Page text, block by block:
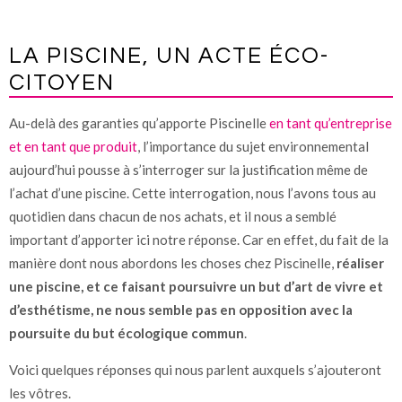
LA PISCINE, UN ACTE ÉCO-
CITOYEN
Au-delà des garanties qu’apporte Piscinelleen tant qu’entreprise
et en tant que produit, l’importance du sujet environnemental
aujourd’hui pousse à s’interroger sur la justification même de
l’achat d’une piscine. Cette interrogation, nous l’avons tous au
quotidien dans chacun de nos achats, et il nous a semblé
important d’apporter ici notre réponse. Car en effet, du fait de la
manière dont nous abordons les choses chez Piscinelle, réaliser
une piscine, et ce faisant poursuivre un but d’art de vivre et
d’esthétisme, ne nous semble pas en opposition avec la
poursuite du but écologique commun.
Voici quelques réponses qui nous parlent auxquels s’ajouteront
les vôtres.